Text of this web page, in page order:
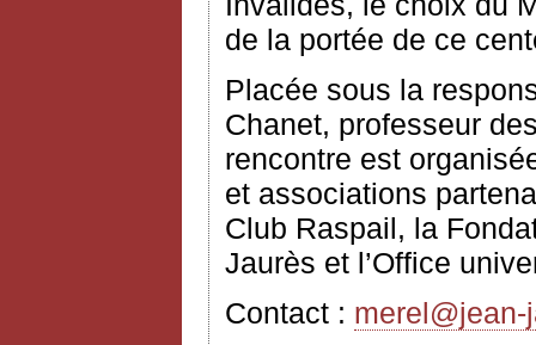
de la portée de ce
Placée sous la
Chanet, professeur
rencontre est
et associations
Club Raspail, la
Jaurès et l’Office
Contact :